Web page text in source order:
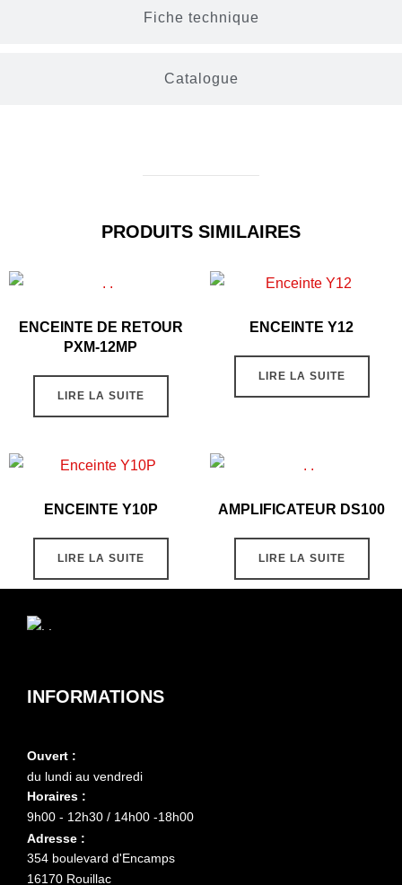
Fiche technique
Catalogue
PRODUITS SIMILAIRES
ENCEINTE DE RETOUR
PXM-12MP
LIRE LA SUITE
ENCEINTE Y12
LIRE LA SUITE
ENCEINTE Y10P
LIRE LA SUITE
AMPLIFICATEUR DS100
LIRE LA SUITE
INFORMATIONS
Ouvert :
du lundi au vendredi
Horaires :
9h00 - 12h30 / 14h00 -18h00
Adresse :
354 boulevard d'Encamps
16170 Rouillac